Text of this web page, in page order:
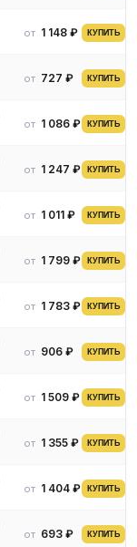
от 1 148 ₽ КУПИТЬ
от 727 ₽ КУПИТЬ
от 1 086 ₽ КУПИТЬ
от 1 247 ₽ КУПИТЬ
от 1 011 ₽ КУПИТЬ
от 1 799 ₽ КУПИТЬ
от 1 783 ₽ КУПИТЬ
от 906 ₽ КУПИТЬ
от 1 509 ₽ КУПИТЬ
от 1 355 ₽ КУПИТЬ
от 1 404 ₽ КУПИТЬ
от 693 ₽ КУПИТЬ